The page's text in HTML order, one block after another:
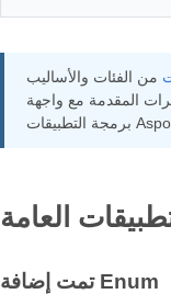
من الفئات والأساليب
المقدمة مع واجهة
العامة
تمت إضافة Enum